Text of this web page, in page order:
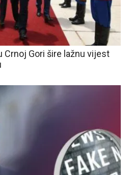
Crnoj Gori šire lažnu vijest